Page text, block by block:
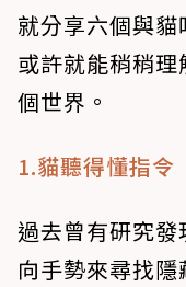
就分享六個與
或許就能稍稍
個世界。
1.貓聽得懂指令
過去曾有研究
向手勢來尋找